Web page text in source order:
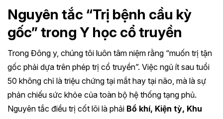
Nguyên tắc “Trị bệnh cầu kỳ
gốc” trong Y học cổ truyền
Trong Đông y, chúng tôi luôn tâm niệm rằng “muốn trị tận
gốc phải dựa trên phép trị cổ truyền”. Việc ngủ ít sau tuổi
50 không chỉ là triệu chứng tại mắt hay tại não, mà là sự
phản chiếu sức khỏe của toàn bộ hệ thống tạng phủ.
Nguyên tắc điều trị cốt lõi là phải Bổ khí, Kiện tỳ, Khu